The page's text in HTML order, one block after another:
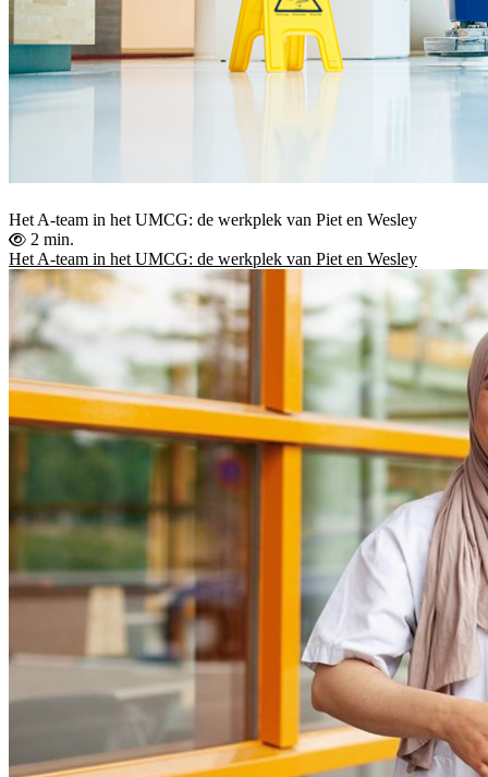
Het A-team in het UMCG: de werkplek van Piet en Wesley
2 min.
Het A-team in het UMCG: de werkplek van Piet en Wesley